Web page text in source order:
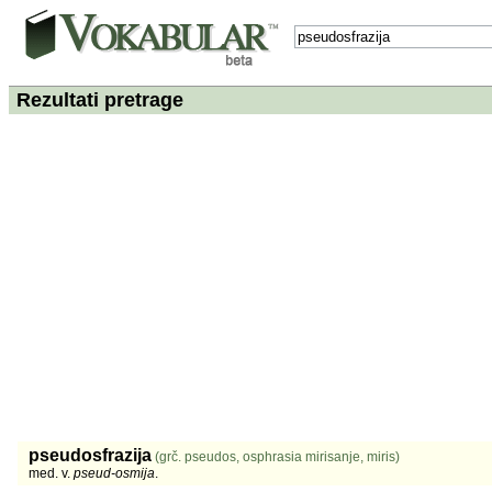
Rezultati pretrage
pseudosfrazija (grč. pseudos, osphrasia mirisanje, miris)
med. v. pseud-osmija.